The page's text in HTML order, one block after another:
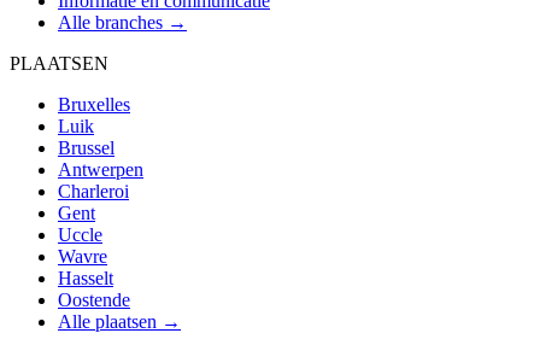
Alle branches →
PLAATSEN
Bruxelles
Luik
Brussel
Antwerpen
Charleroi
Gent
Uccle
Wavre
Hasselt
Oostende
Alle plaatsen →